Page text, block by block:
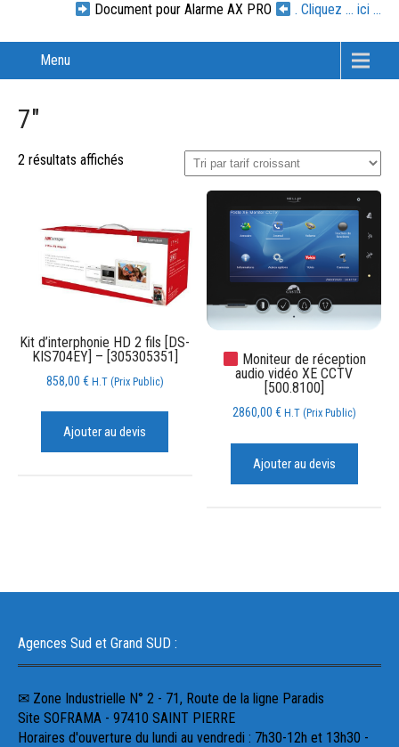
Document pour Alarme AX PRO
. Cliquez ... ici ...
Menu
7"
2 résultats affichés
Kit d’interphonie HD 2 fils [DS-
KIS704EY] – [305305351]
858,00 € H.T (Prix Public)
Ajouter au devis
Moniteur de réception
audio vidéo XE CCTV
[500.8100]
2860,00 € H.T (Prix Public)
Ajouter au devis
Agences Sud et Grand SUD :
✉ Zone Industrielle N° 2 - 71, Route de la ligne Paradis
Site SOFRAMA - 97410 SAINT PIERRE
Horaires d'ouverture du lundi au vendredi : 7h30-12h et 13h30 -